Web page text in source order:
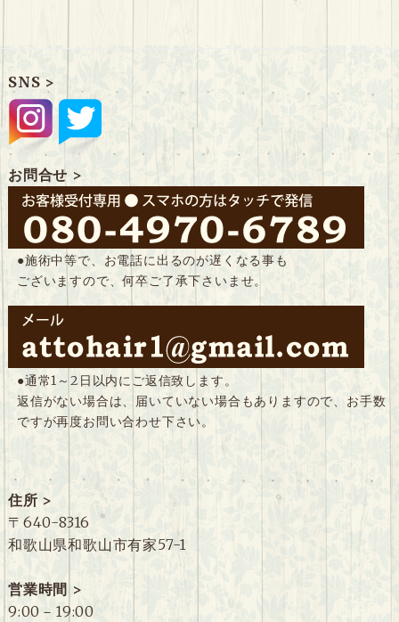
SNS >
お問合せ >
●施術中等で、お電話に出るのが遅くなる事も
ございますので、何卒ご了承下さいませ。
●通常1～2日以内にご返信致します。
返信がない場合は、届いていない場合もありますので、お手数
ですが再度お問い合わせ下さい。
住所 >
〒640-8316
和歌山県和歌山市有家57-1
営業時間 >
9:00－19:00